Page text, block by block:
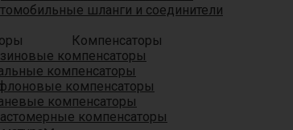
шланги и соединители
Компенсаторы
компенсаторы
компенсаторы
компенсаторы
компенсаторы
компенсаторы